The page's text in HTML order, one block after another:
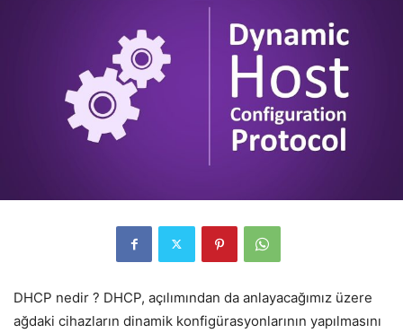
DHCP nedir ? DHCP, açılımından da anlayacağımız üzere
ağdaki cihazların dinamik konfigürasyonlarının yapılmasını